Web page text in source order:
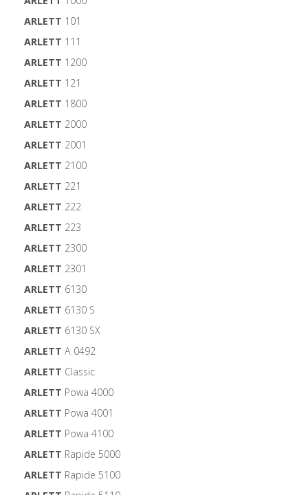
ARLETT 101
ARLETT 111
ARLETT 1200
ARLETT 121
ARLETT 1800
ARLETT 2000
ARLETT 2001
ARLETT 2100
ARLETT 221
ARLETT 222
ARLETT 223
ARLETT 2300
ARLETT 2301
ARLETT 6130
ARLETT 6130 S
ARLETT 6130 SX
ARLETT A 0492
ARLETT Classic
ARLETT Powa 4000
ARLETT Powa 4001
ARLETT Powa 4100
ARLETT Rapide 5000
ARLETT Rapide 5100